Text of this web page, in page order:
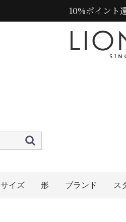
10%ポイント
サイズ 形 ブランド ス